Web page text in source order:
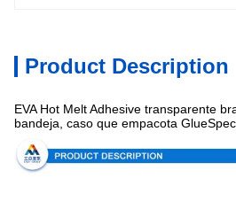
Product Description
EVA Hot Melt Adhesive transparente
bandeja, caso que empacota